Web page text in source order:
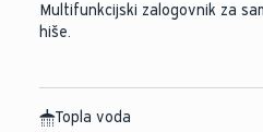
Multifunkcijski zalogovnik za
hiše.
Topla voda